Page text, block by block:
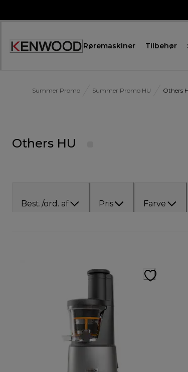
Røremaskiner Tilbehør
Summer Promo Summer Promo HU Others
Others HU
Best./ord. af Pris Farve